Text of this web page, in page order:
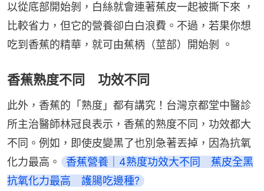
以從底部開始剝，白絲就會連著蕉皮一起被撕下來 ，
比較省力，但它的營養卻白白浪費。不過，若果你想
吃到香蕉的精華，就可由蕉柄（莖部）開始剝 。
香蕉熟度不同 功效不同
此外，香蕉的「熟度」都有講究！台灣京都堂中醫診
所主治醫師林冠良表示，香蕉的熟度不同，功效都大
不同。例如，即使皮變黑了也別急著丟掉，因為抗氧
化力最高。
香蕉營養｜4熟度功效大不同　蕉皮全黑
抗氧化力最高　護腸吃邊種?